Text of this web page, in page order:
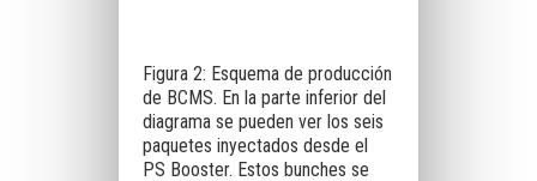
Figura 2: Esquema de producción
de BCMS. En la parte inferior del
diagrama se pueden ver los seis
paquetes inyectados desde el
PS Booster. Estos bunches se